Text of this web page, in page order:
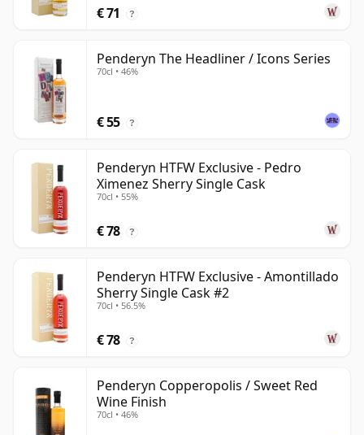
€ 71 ?
Penderyn The Headliner / Icons Series
70cl • 46%
€ 55 ?
Penderyn HTFW Exclusive - Pedro
Ximenez Sherry Single Cask
70cl • 55%
€ 78 ?
Penderyn HTFW Exclusive - Amontillado
Sherry Single Cask #2
70cl • 56.5%
€ 78 ?
Penderyn Copperopolis / Sweet Red
Wine Finish
70cl • 46%